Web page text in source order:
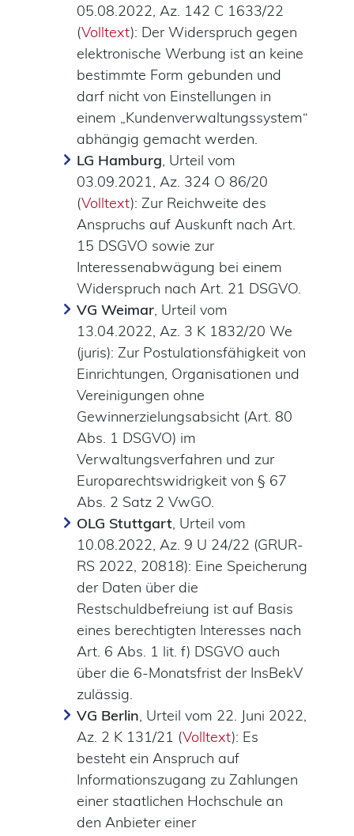
05.08.2022, Az. 142 C 1633/22
(Volltext): Der Widerspruch gegen
elektronische Werbung ist an keine
bestimmte Form gebunden und
darf nicht von Einstellungen in
einem „Kundenverwaltungssystem“
abhängig gemacht werden.
LG Hamburg, Urteil vom
03.09.2021, Az. 324 O 86/20
(Volltext): Zur Reichweite des
Anspruchs auf Auskunft nach Art.
15 DSGVO sowie zur
Interessenabwägung bei einem
Widerspruch nach Art. 21 DSGVO.
VG Weimar, Urteil vom
13.04.2022, Az. 3 K 1832/20 We
(juris): Zur Postulationsfähigkeit von
Einrichtungen, Organisationen und
Vereinigungen ohne
Gewinnerzielungsabsicht (Art. 80
Abs. 1 DSGVO) im
Verwaltungsverfahren und zur
Europarechtswidrigkeit von § 67
Abs. 2 Satz 2 VwGO.
OLG Stuttgart, Urteil vom
10.08.2022, Az. 9 U 24/22 (GRUR-
RS 2022, 20818): Eine Speicherung
der Daten über die
Restschuldbefreiung ist auf Basis
eines berechtigten Interesses nach
Art. 6 Abs. 1 lit. f) DSGVO auch
über die 6-Monatsfrist der InsBekV
zulässig.
VG Berlin, Urteil vom 22. Juni 2022,
Az. 2 K 131/21 (Volltext): Es
besteht ein Anspruch auf
Informationszugang zu Zahlungen
einer staatlichen Hochschule an
den Anbieter einer